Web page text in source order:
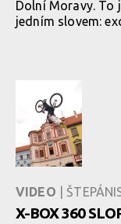
Dolní Moravy. To
jedním slovem:
VIDEO |
X-BOX 360